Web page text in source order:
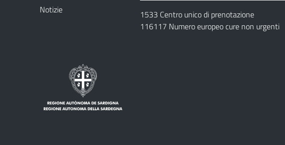
Notizie
1533 Centro unico di prenotazione
116117 Numero europeo cure non urgenti